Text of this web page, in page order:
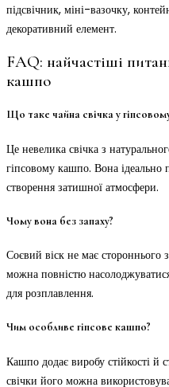
підсвічник, міні-вазочку,
декоративний елемент.
FAQ: найчастіші
кашпо
Що таке чайна свічка у
Це невелика свічка з
гіпсовому кашпо. Вона ідеально
створення затишної атмосфери.
Чому вона без запаху?
Соєвий віск не має стороннього
можна повністю
для розплавлення.
Чим особливе гіпсове кашпо?
Кашпо додає виробу стійкості й
свічки його можна